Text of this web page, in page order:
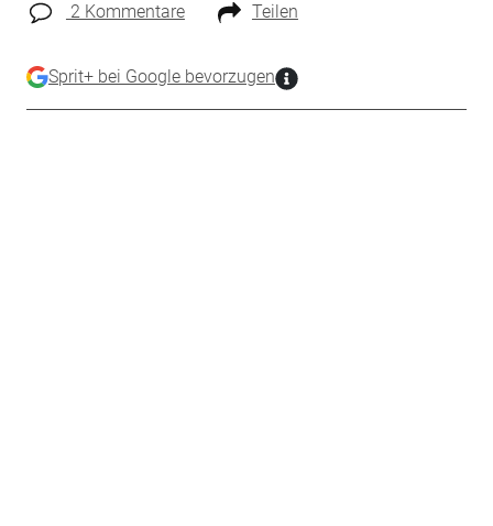
2 Kommentare Teilen
Sprit+ bei Google bevorzugen